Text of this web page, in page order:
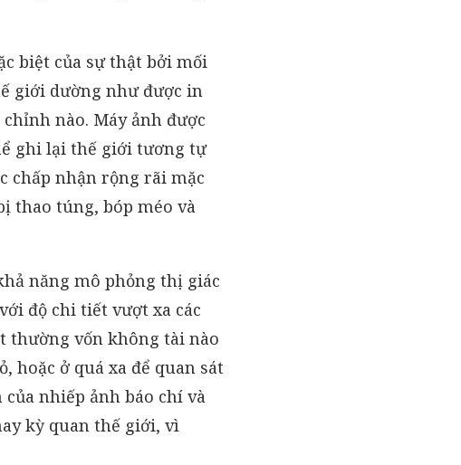
biệt của sự thật bởi mối
giới dường như được in
nào. Máy ảnh được
ghi lại thế giới tương tự
chấp nhận rộng rãi mặc
thao túng, bóp méo và
năng mô phỏng thị giác
độ chi tiết vượt xa các
thường vốn không tài nào
hoặc ở quá xa để quan sát
nhiếp ảnh báo chí và
kỳ quan thế giới, vì